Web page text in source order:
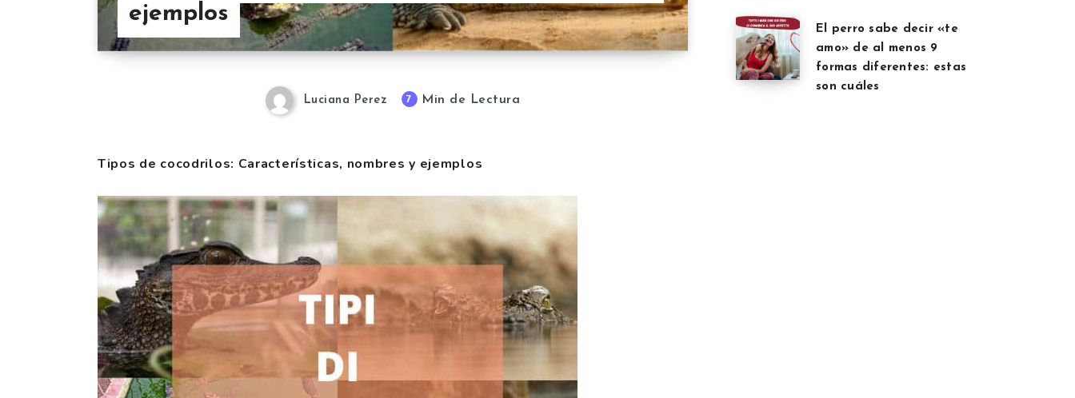
ejemplos
Luciana Perez 7 Min de Lectura
Tipos de cocodrilos: Características, nombres y ejemplos
El perro sabe decir «te
amo» de al menos 9
formas diferentes: estas
son cuáles